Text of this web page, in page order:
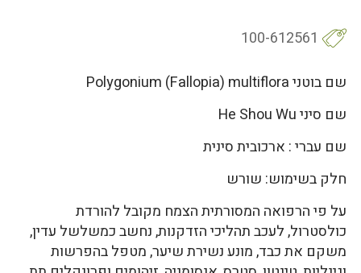
100-612561
שם בוטני Polygonium (Fallopia) multiflora
שם סיני He Shou Wu
שם עברי : ארכובית סינית
חלק בשימוש: שורש
על פי הרפואה המסורתית הצמח מקובל להורדת
כולסטרול, לעכב תהליכי הזדקנות, נחשב כמשלשל עדין,
משקם את כבד, מונע נשירת שיער, מטפל בהפרשות